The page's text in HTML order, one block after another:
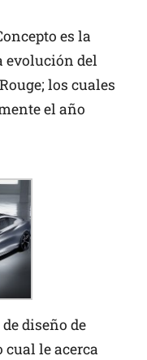
es la
evolución del
los cuales
el año
diseño de
cual le acerca